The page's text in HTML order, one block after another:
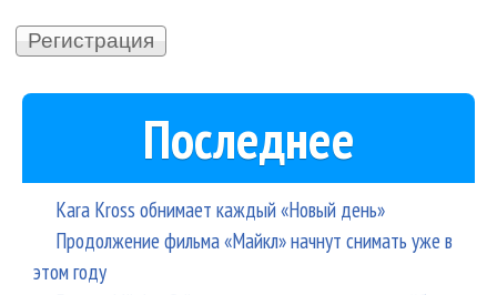
Последнее
Kara Kross обнимает каждый «Новый день»
Продолжение фильма «Майкл» начнут снимать уже в
этом году